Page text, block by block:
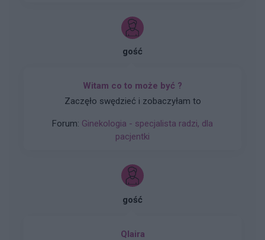
Proszę o poradę na co zwrócić uwagę i czy jest
potrzeba jechacnia do lekarza. 25.05 miałam
USG i wszystkie badania były ok.
gość
Witam co to może być ?
Zaczęło swędzieć i zobaczyłam to
Forum: Ginekologia - specjalista radzi, dla
pacjentki
gość
Qlaira